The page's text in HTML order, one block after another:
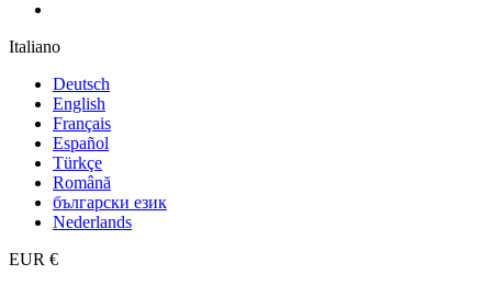
Italiano
Deutsch
English
Français
Español
Türkçe
Română
български език
Nederlands
EUR €